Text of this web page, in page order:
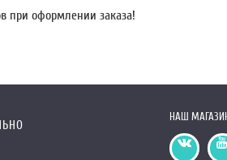
при оформлении заказа!
НАШ